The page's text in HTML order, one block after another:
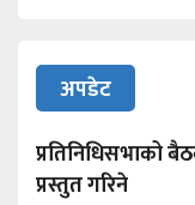
अपडेट
प्रतिनिधिसभाको
प्रस्तुत गरिने